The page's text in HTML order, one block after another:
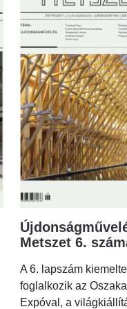
Metszet 6.
A 6. lapszám
foglalkozik az
Expóval, a